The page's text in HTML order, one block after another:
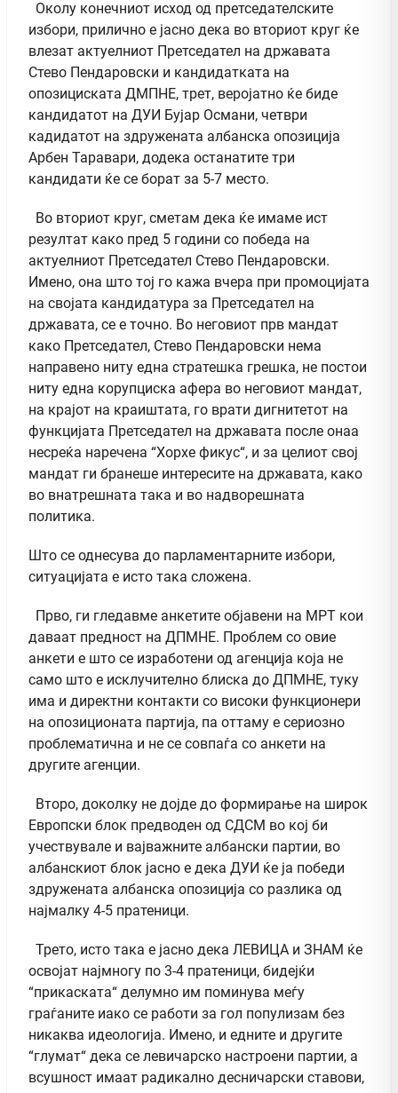
Околу конечниот исход од претседателските
избори, прилично е јасно дека во вториот круг ќе
влезат актуелниот Претседател на државата
Стево Пендаровски и кандидатката на
опозициската ДМПНЕ, трет, веројатно ќе биде
кандидатот на ДУИ Бујар Османи, четври
кадидатот на здружената албанска опозиција
Арбен Таравари, додека останатите три
кандидати ќе се борат за 5-7 место.
Во вториот круг, сметам дека ќе имаме ист
резултат како пред 5 години со победа на
актуелниот Претседател Стево Пендаровски.
Имено, она што тој го кажа вчера при промоцијата
на својата кандидатура за Претседател на
државата, се е точно. Во неговиот прв мандат
како Претседател, Стево Пендаровски нема
направено ниту една стратешка грешка, не постои
ниту една корупциска афера во неговиот мандат,
на крајот на краиштата, го врати дигнитетот на
функцијата Претседател на државата после онаа
несреќа наречена “Хорхе фикус“, и за целиот свој
мандат ги бранеше интересите на државата, како
во внатрешната така и во надворешната
политика.
Што се однесува до парламентарните избори,
ситуацијата е исто така сложена.
Прво, ги гледавме анкетите објавени на МРТ кои
даваат предност на ДПМНЕ. Проблем со овие
анкети е што се изработени од агенција која не
само што е исклучително блиска до ДПМНЕ, туку
има и директни контакти со високи функционери
на опозиционата партија, па оттаму е сериозно
проблематична и не се совпаѓа со анкети на
другите агенции.
Второ, доколку не дојде до формирање на широк
Европски блок предводен од СДСМ во кој би
учествувале и вајважните албански партии, во
албанскиот блок јасно е дека ДУИ ќе ја победи
здружената албанска опозиција со разлика од
најмалку 4-5 пратеници.
Трето, исто така е јасно дека ЛЕВИЦА и ЗНАМ ќе
освојат најмногу по 3-4 пратеници, бидејќи
“прикаската“ делумно им поминува меѓу
граѓаните иако се работи за гол популизам без
никаква идеологија. Имено, и едните и другите
“глумат“ дека се левичарско настроени партии, а
всушност имаат радикално десничарски ставови,